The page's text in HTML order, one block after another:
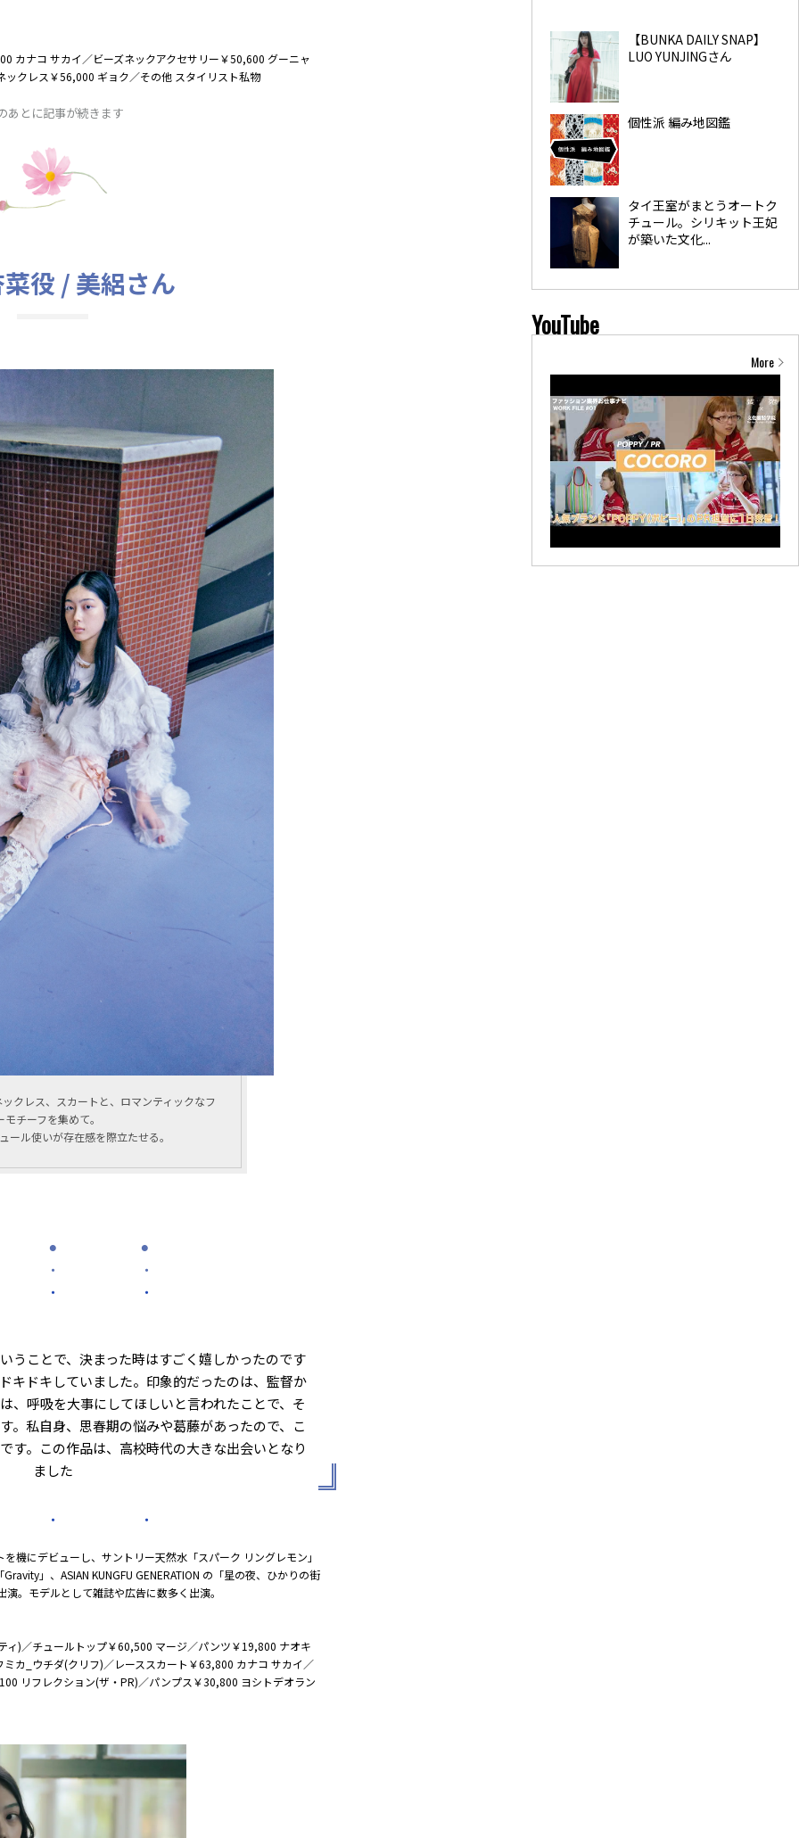
カナコ サカイ／ビーズネックアクセサリー￥50,600 グーニャ
クレス￥56,000 ギョク／その他 スタイリスト私物
あとに記事が続きます
役 / 美絽さん
クレス、スカートと、ロマンティックなフ
モチーフを集めて。
ール使いが存在感を際立たせる。
⚫︎ ⚫︎
・ ・
・ ・
うことで、決まった時はすごく嬉しかったのです
キドキしていました。印象的だったのは、監督か
、呼吸を大事にしてほしいと言われたことで、そ
。私自身、思春期の悩みや葛藤があったので、こ
す。この作品は、高校時代の大きな出会いとなり
ました
・ ・
機にデビューし、サントリー天然水「スパーク リングレモン」
」、ASIAN KUNGFU GENERATION の「星の夜、ひかりの街
。モデルとして雑誌や広告に数多く出演。
ィ)／チュールトップ￥60,500 マージ／パンツ￥19,800 ナオキ
カ_ウチダ(クリフ)／レーススカート￥63,800 カナコ サカイ／
リフレクション(ザ・PR)／パンプス￥30,800 ヨシトデオラン
【BUNKA DAILY SNAP】
LUO YUNJINGさん
個性派 編み地図鑑
タイ王室がまとうオートク
チュール。シリキット王妃
が築いた文化...
YouTube
More